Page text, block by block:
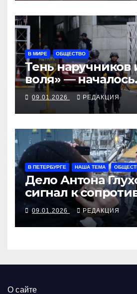
В МИРЕ ОБЩЕСТВО
Тень наручников
воля» — началось
освобождение
венесуэльских
09.01.2026 РЕДАКЦИЯ
В ПЕТЕРБУРГЕ НАША ТЕМА
Дело Антона
сигнал к
09.01.2026 РЕДАКЦИЯ
О сайте